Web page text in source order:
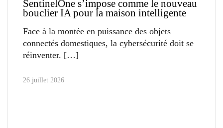
SentinelOne s’impose comme le nouveau
bouclier IA pour la maison intelligente
Face à la montée en puissance des objets
connectés domestiques, la cybersécurité doit se
réinventer.
26 juillet 2026